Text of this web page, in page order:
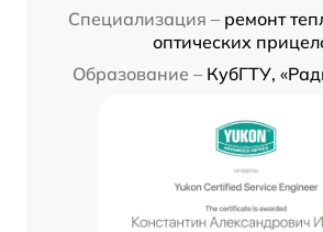
Специализация – ремонт
оптических
Образование – КубГТУ,